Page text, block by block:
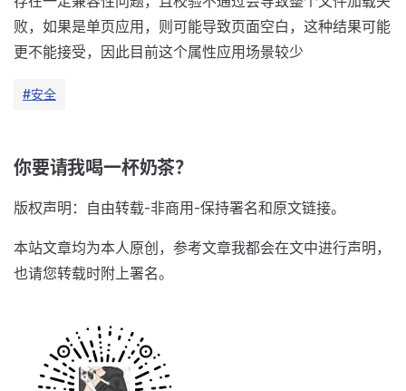
败，如果是单页应用，则可能导致页面空白，这种结果可能
更不能接受，因此目前这个属性应用场景较少
#安全
你要请我喝一杯奶茶？
版权声明：自由转载-非商用-保持署名和原文链接。
本站文章均为本人原创，参考文章我都会在文中进行声明，
也请您转载时附上署名。